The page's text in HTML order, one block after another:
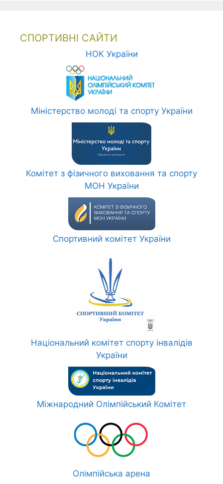
СПОРТИВНІ САЙТИ
НОК України
Міністерство молоді та спорту України
Комітет з фізичного виховання та спорту
МОН України
Спортивний комітет України
Національний комітет спорту інвалідів
України
Міжнародний Олімпійський Комітет
Олімпійська арена